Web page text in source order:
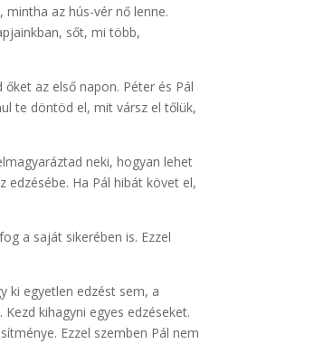
az hús-vér nő lenne.
sőt, mi több,
az első napon. Péter és Pál
te döntöd el, mit vársz el tőlük,
neki, hogyan lehet
Ha Pál hibát követ el,
a saját sikerében is. Ezzel
ki egyetlen edzést sem, a
kihagyni egyes edzéseket.
Ezzel szemben Pál nem